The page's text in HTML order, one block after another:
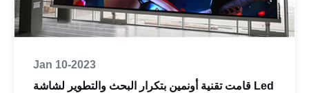
Jan 10-2023
قامت تقنية أونمين بتكرار البحث والتطوير لشاشة Led